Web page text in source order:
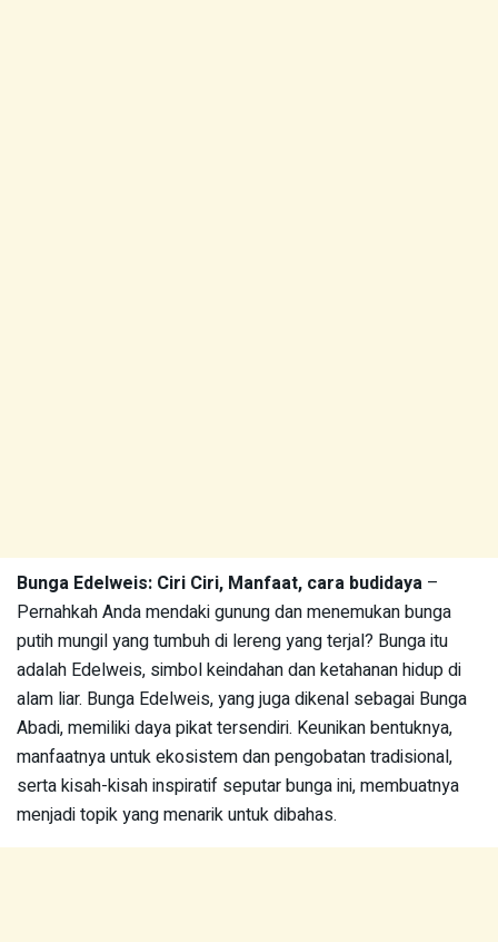
Bunga Edelweis: Ciri Ciri, Manfaat, cara budidaya –
Pernahkah Anda mendaki gunung dan menemukan bunga
putih mungil yang tumbuh di lereng yang terjal? Bunga itu
adalah Edelweis, simbol keindahan dan ketahanan hidup di
alam liar. Bunga Edelweis, yang juga dikenal sebagai Bunga
Abadi, memiliki daya pikat tersendiri. Keunikan bentuknya,
manfaatnya untuk ekosistem dan pengobatan tradisional,
serta kisah-kisah inspiratif seputar bunga ini, membuatnya
menjadi topik yang menarik untuk dibahas.